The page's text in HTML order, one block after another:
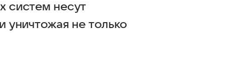
систем несут
уничтожая не только